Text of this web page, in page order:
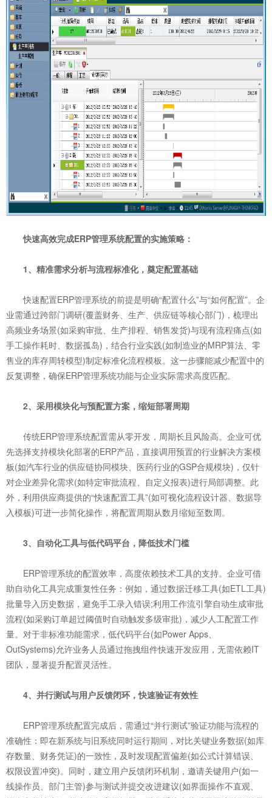
快速高效完成ERP管理系统配置的实施策略：
1、精准需求分析与流程标准化，奠定配置基础
快速配置ERP管理系统的前提是明确“配置什么”与“如何配置”。企
业需通过跨部门调研(覆盖财务、生产、供应链等核心部门)，梳理出
高频业务场景(如采购审批、生产排程、销售发货)与现有流程痛点(如
手工操作耗时、数据孤岛)，结合行业实践(如制造业的MRP算法、零
售业的库存周转模型)制定标准化流程模板。这一步骤能减少配置中的
反复调整，确保ERP管理系统功能与企业实际需求高度匹配。
2、采用模块化与预配置方案，缩短部署周期
传统ERP管理系统配置需从零开发，周期长且风险高。企业可优
先选择支持模块化部署的ERP产品，直接调用预置的行业解决方案模
板(如汽车行业的供应链协同模块、医药行业的GSP合规模块)，仅针
对企业差异化需求(如特定审批流程、自定义报表)进行局部调整。此
外，利用供应商提供的“快速配置工具”(如可视化流程设计器、数据导
入模板)可进一步简化操作，将配置周期从数月缩短至数周。
3、自动化工具与低代码平台，降低技术门槛
ERP管理系统的配置效率，高度依赖技术工具的支持。企业可借
助自动化工具完成重复性任务：例如，通过数据迁移工具(如ETL工具)
批量导入历史数据，避免手工录入错误;利用工作流引擎自动生成审批
流程(如采购订单超过阈值时自动触发多级审批)，减少人工配置工作
量。对于非标准功能需求，低代码平台(如Power Apps、
OutSystems)允许业务人员通过拖拽组件快速开发应用，无需依赖IT
团队，显著提升配置灵活性。
4、并行测试与用户反馈闭环，快速验证有效性
ERP管理系统配置完成后，需通过“并行测试”验证功能与流程的
准确性：即在新系统与旧系统同时运行期间，对比关键业务数据(如库
存数量、财务凭证)的一致性，及时发现配置偏差(如公式计算错误、
权限设置冲突)。同时，建立用户反馈闭环机制，邀请关键用户(如一
线操作员、部门主管)参与测试并提交改进建议(如界面操作不直观、